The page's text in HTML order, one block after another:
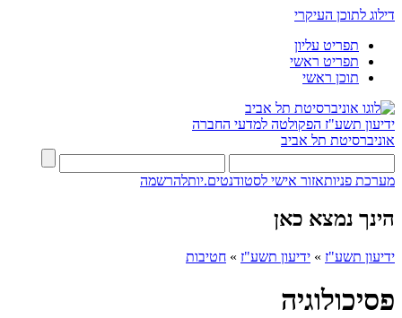
דילוג לתוכן העיקרי
תפריט עליון
תפריט ראשי
תוכן ראשי
ידיעון תשע"ז הפקולטה למדעי החברה
אוניברסיטת תל אביב
מערכת פניותאזור אישי לסטודנטים.יותלהרשמה
הינך נמצא כאן
ידיעון תשע"ז » ידיעון תשע"ז » חטיבות
פסיכולוגיה